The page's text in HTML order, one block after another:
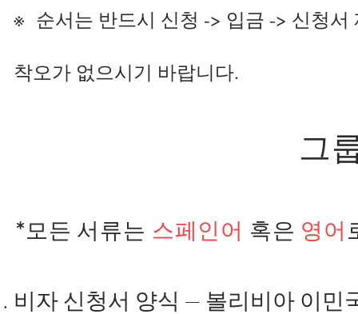
※ 순서는 반드시 신청 -> 입금 -> 신청서
​착오가 없으시기 바랍니다.
그
*모든 서류는 스페인어 혹은 영어
비자 신청서 양식 — 볼리비아 이민